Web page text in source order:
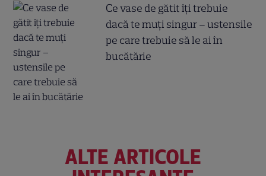
Ce vase de gătit îți trebuie
dacă te muți singur – ustensile
pe care trebuie să le ai în
bucătărie
ALTE ARTICOLE